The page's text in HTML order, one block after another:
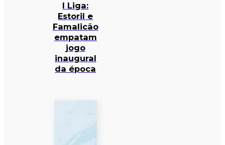
I Liga:
Estoril e
Famalicão
empatam
jogo
inaugural
da época